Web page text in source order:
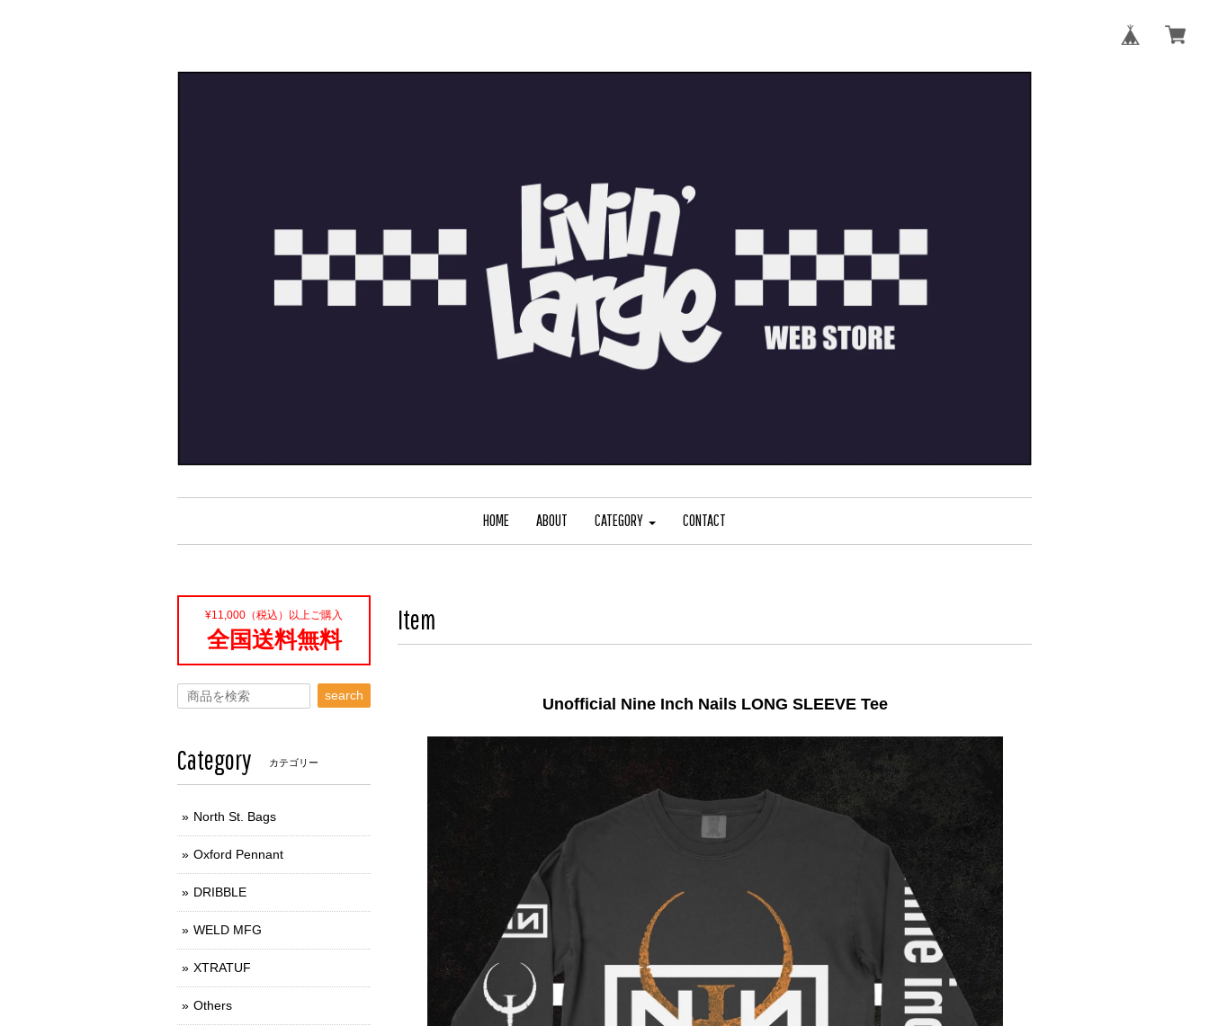
HOME ABOUT CATEGORY CONTACT
Item
Unofficial Nine Inch Nails LONG SLEEVE Tee
¥11,000（税込）以上ご購入
全国送料無料
search
Category カテゴリー
North St. Bags
Oxford Pennant
DRIBBLE
WELD MFG
XTRATUF
Others